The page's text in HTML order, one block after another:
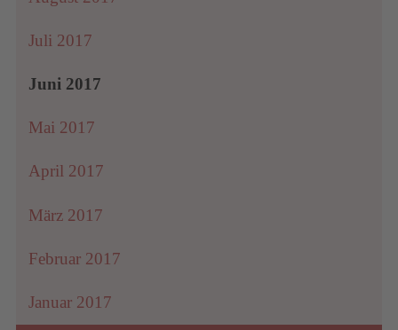
Juli 2017
Juni 2017
Mai 2017
April 2017
März 2017
Februar 2017
Januar 2017